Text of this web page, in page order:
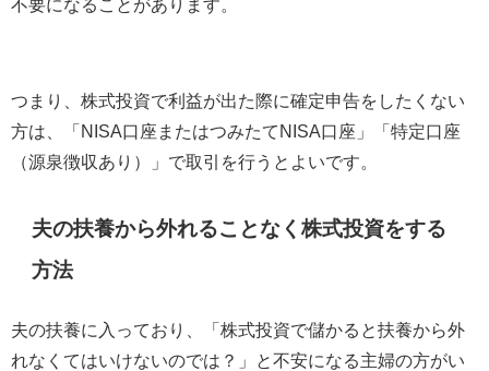
不要になることがあります。
つまり、株式投資で利益が出た際に確定申告をしたくない
方は、「 NISA口座またはつみたて NISA口座」「特定口座
（源泉徴収あり）」で取引を行うとよいです。
夫の扶養から外れることなく株式投資をする
方法
夫の扶養に入っており、「株式投資で儲かると扶養から外
れなくてはいけないのでは？」と不安になる主婦の方がい